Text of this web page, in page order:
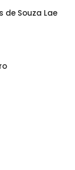
de Souza Lae